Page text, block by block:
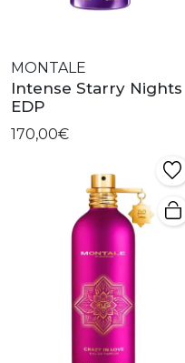
MONTALE
Intense Starry Nights
EDP
170,00€